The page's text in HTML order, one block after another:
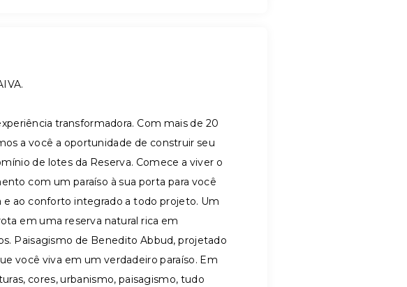
transformadora. Com mais de 20
a você a oportunidade de construir seu
de lotes da Reserva. Comece a viver o
com um paraíso à sua porta para você
ao conforto integrado a todo projeto. Um
em uma reserva natural rica em
Paisagismo de Benedito Abbud, projetado
você viva em um verdadeiro paraíso. Em
cores, urbanismo, paisagismo, tudo